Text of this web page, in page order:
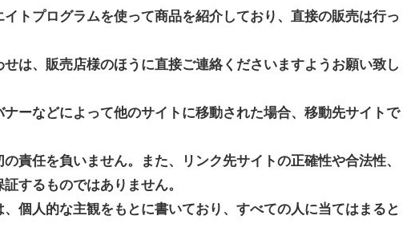
トプログラムを使って商品を紹介しており、直接の販売は行っ
は、販売店様のほうに直接ご連絡くださいますようお願い致し
ーなどによって他のサイトに移動された場合、移動先サイトで
責任を負いません。また、リンク先サイトの正確性や合法性、
するものではありません。
個人的な主観をもとに書いており、すべての人に当てはまると